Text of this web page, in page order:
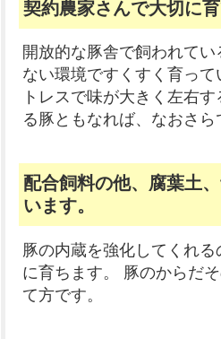
契約農家さんで大切に育
開放的な豚舎で飼われて
ない環境ですくすく育っ
トレスで味が大きく左右
る豚ともなれば、なおさら
配合飼料の他、腐葉土
います。
豚の内蔵を強化してくれ
に育ちます。 豚のからだ
て方です。